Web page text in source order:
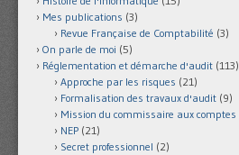
Mes publications (3)
Revue Française de Comptabilité (3)
On parle de moi (5)
Réglementation et démarche d'audit (113)
Approche par les risques (21)
Formalisation des travaux d'audit (9)
Mission du commissaire aux comptes
NEP (21)
Secret professionnel (2)